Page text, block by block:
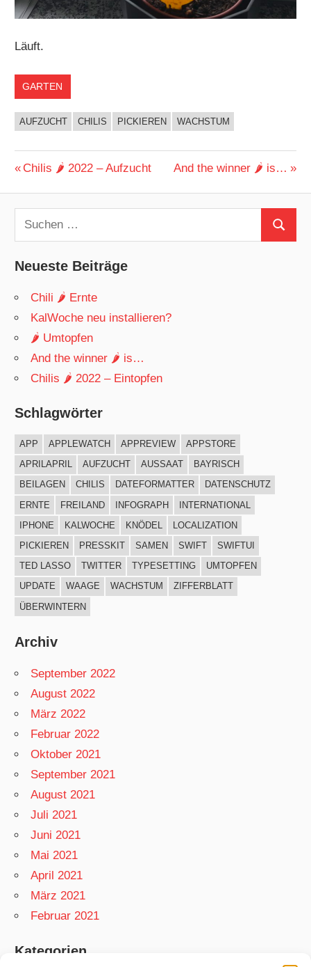
Läuft.
GARTEN
AUFZUCHT CHILIS PICKIEREN WACHSTUM
Beitragsnavigation
Vorheriger
Chilis 🌶 2022 – Aufzucht
Nächster
And the winner 🌶 is…
Suchen
nach:
Suchen
Neueste Beiträge
Chili 🌶 Ernte
KalWoche neu installieren?
🌶 Umtopfen
And the winner 🌶 is…
Chilis 🌶 2022 – Eintopfen
Schlagwörter
APP APPLEWATCH APPREVIEW
APPSTORE
APRILAPRIL
AUFZUCHT AUSSAAT
BAYRISCH
BEILAGEN
CHILIS DATEFORMATTER
DATENSCHUTZ
ERNTE
FREILAND INFOGRAPH
INTERNATIONAL
IPHONE
KALWOCHE KNÖDEL
LOCALIZATION
PICKIEREN
PRESSKIT SAMEN SWIFT
SWIFTUI
TED LASSO
TWITTER TYPESETTING
UMTOPFEN
UPDATE
WAAGE WACHSTUM
ZIFFERBLATT
ÜBERWINTERN
Archiv
September 2022
August 2022
März 2022
Februar 2022
Oktober 2021
September 2021
August 2021
Juli 2021
Juni 2021
Mai 2021
April 2021
März 2021
Februar 2021
Kategorien